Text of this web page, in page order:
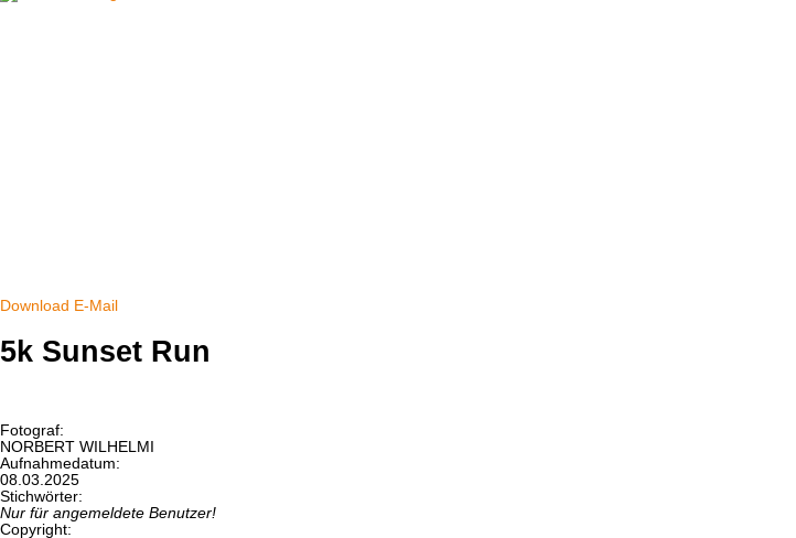
Download E-Mail
5k Sunset Run
Fotograf:
NORBERT WILHELMI
Aufnahmedatum:
08.03.2025
Stichwörter:
Nur für angemeldete Benutzer!
Copyright: